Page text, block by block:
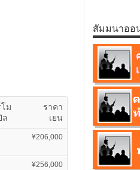
ม
ล
ราคา
เยน
¥206,000
¥256,000
สัมมนาออ